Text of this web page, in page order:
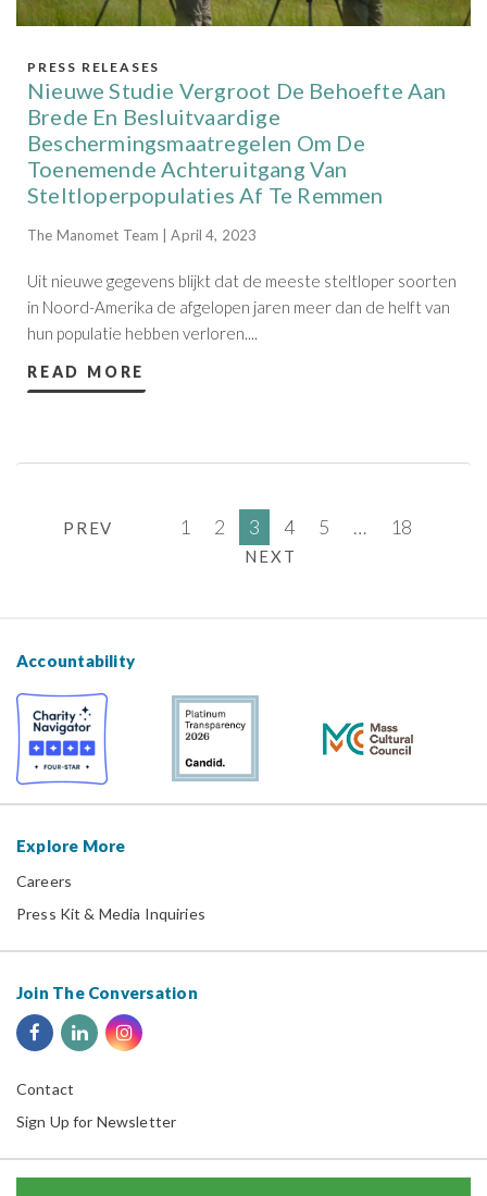
PRESS RELEASES
Nieuwe Studie Vergroot De Behoefte Aan
Brede En Besluitvaardige
Beschermingsmaatregelen Om De
Toenemende Achteruitgang Van
Steltloperpopulaties Af Te Remmen
The Manomet Team | April 4, 2023
Uit nieuwe gegevens blijkt dat de meeste steltloper soorten
in Noord-Amerika de afgelopen jaren meer dan de helft van
hun populatie hebben verloren....
READ MORE
PREV 1 2 3 4 5 … 18
NEXT
Accountability
Explore More
Careers
Press Kit & Media Inquiries
Join The Conversation
Contact
Sign Up for Newsletter